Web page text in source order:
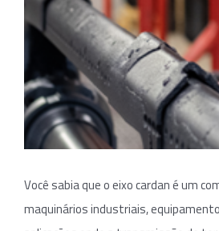
Você sabia que o eixo cardan é um
maquinários industriais,